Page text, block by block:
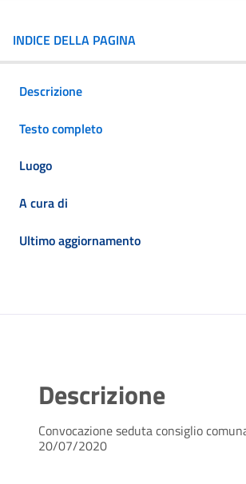
INDICE DELLA PAGINA
Descrizione
Testo completo
Luogo
A cura di
Ultimo aggiornamento
Descrizione
Convocazione seduta consiglio
20/07/2020